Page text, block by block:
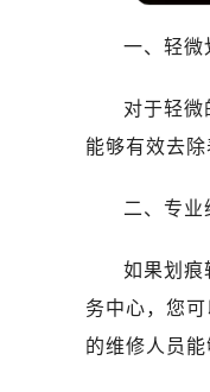
一、轻微
对于轻微
能够有效去
二、专业
如果划痕
务中心，您
的维修人员能